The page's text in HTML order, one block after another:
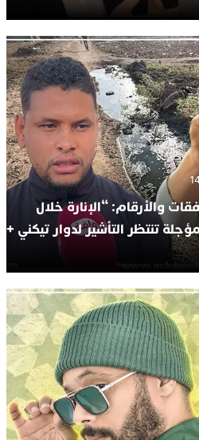
والأرقام: “الإنارة خلال
تنتظر التأشير لدوار تيكني +